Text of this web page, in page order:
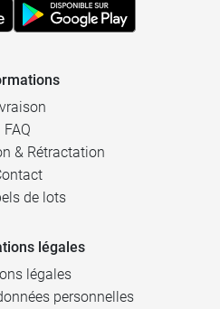
FAQ
& Rétractation
de lots
légales
légales
personnelles